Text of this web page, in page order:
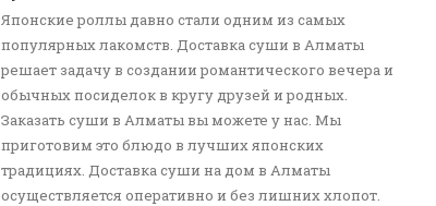
Японские роллы давно стали одним из самых
популярных лакомств. Доставка суши в Алматы
решает задачу в создании романтического вечера и
обычных посиделок в кругу друзей и родных.
Заказать суши в Алматы вы можете у нас. Мы
приготовим это блюдо в лучших японских
традициях. Доставка суши на дом в Алматы
осуществляется оперативно и без лишних хлопот.